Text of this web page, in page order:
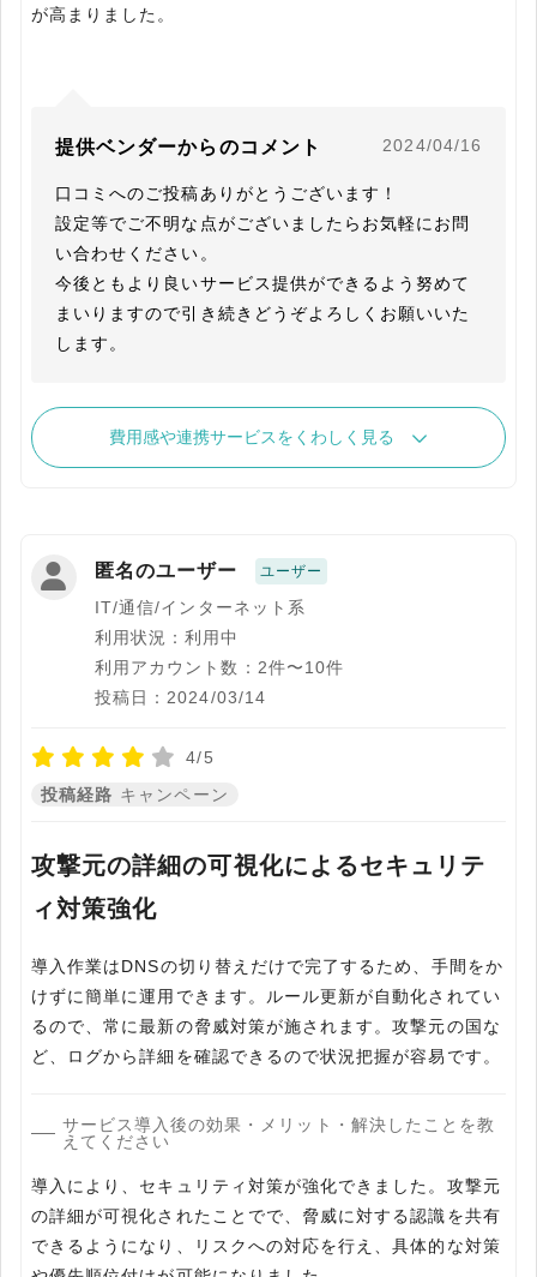
が高まりました。
提供ベンダーからのコメント 2024/04/16
口コミへのご投稿ありがとうございます！
設定等でご不明な点がございましたらお気軽にお問
い合わせください。
今後ともより良いサービス提供ができるよう努めて
まいりますので引き続きどうぞよろしくお願いいた
します。
費用感や連携サービスをくわしく見る
匿名のユーザー ユーザー
IT/通信/インターネット系
利用状況：利用中
利用アカウント数：2件〜10件
投稿日：2024/03/14
4/5
投稿経路 キャンペーン
攻撃元の詳細の可視化によるセキュリテ
ィ対策強化
導入作業はDNSの切り替えだけで完了するため、手間をか
けずに簡単に運用できます。ルール更新が自動化されてい
るので、常に最新の脅威対策が施されます。攻撃元の国な
ど、ログから詳細を確認できるので状況把握が容易です。
サービス導入後の効果・メリット・解決したことを教
えてください
導入により、セキュリティ対策が強化できました。攻撃元
の詳細が可視化されたことでで、脅威に対する認識を共有
できるようになり、リスクへの対応を行え、具体的な対策